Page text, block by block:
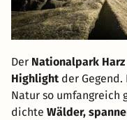
Der Nationalpark
Highlightder Gegend.
Natur so umfangreich
dichte Wälder,